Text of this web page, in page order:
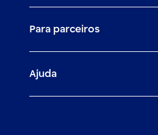
Investimentos
Empréstimos e financiamentos
Mercado de Capitais
Trabalhe com a gente
Relação com investidores
Para parceiros
Demais parceiros
Ajuda